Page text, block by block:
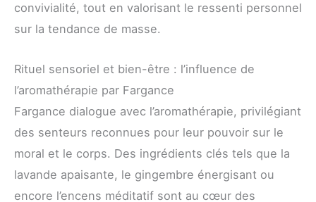
convivialité, tout en valorisant le ressenti personnel
sur la tendance de masse.
Rituel sensoriel et bien-être : l’influence de
l’aromathérapie par Fargance
Fargance dialogue avec l’aromathérapie, privilégiant
des senteurs reconnues pour leur pouvoir sur le
moral et le corps. Des ingrédients clés tels que la
lavande apaisante, le gingembre énergisant ou
encore l’encens méditatif sont au cœur des